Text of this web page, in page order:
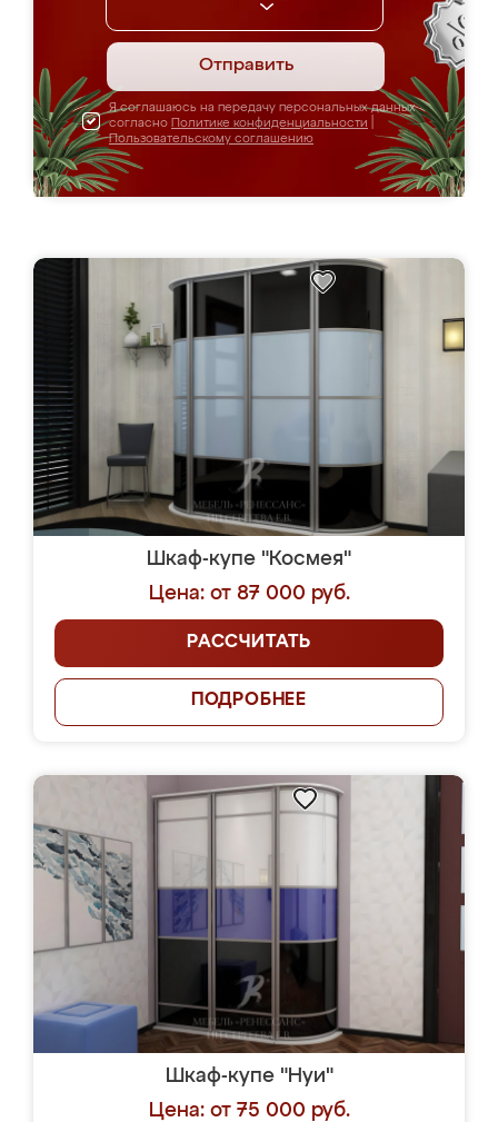
Отправить
Я соглашаюсь на передачу персональных данных
согласно Политике конфиденциальности
Пользовательскому соглашению
Шкаф-купе "Космея"
Цена: от 87 000 руб.
РАССЧИТАТЬ
ПОДРОБНЕЕ
Шкаф-купе "Нуи"
Цена: от 75 000 руб.